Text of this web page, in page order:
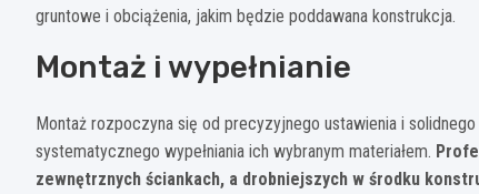
gruntowe i obciążenia, jakim będzie poddawana konstrukcja.
Montaż i wypełnianie
Montaż rozpoczyna się od precyzyjnego ustawienia i
systematycznego wypełniania ich wybranym materiałem.
zewnętrznych ściankach, a drobniejszych w środku